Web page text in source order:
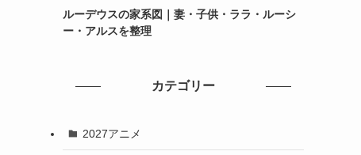
ルーデウスの家系図｜妻・子供・ララ・ルーシ
ー・アルスを整理
カテゴリー
2027アニメ